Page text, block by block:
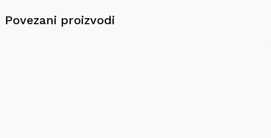
Povezani proizvodi